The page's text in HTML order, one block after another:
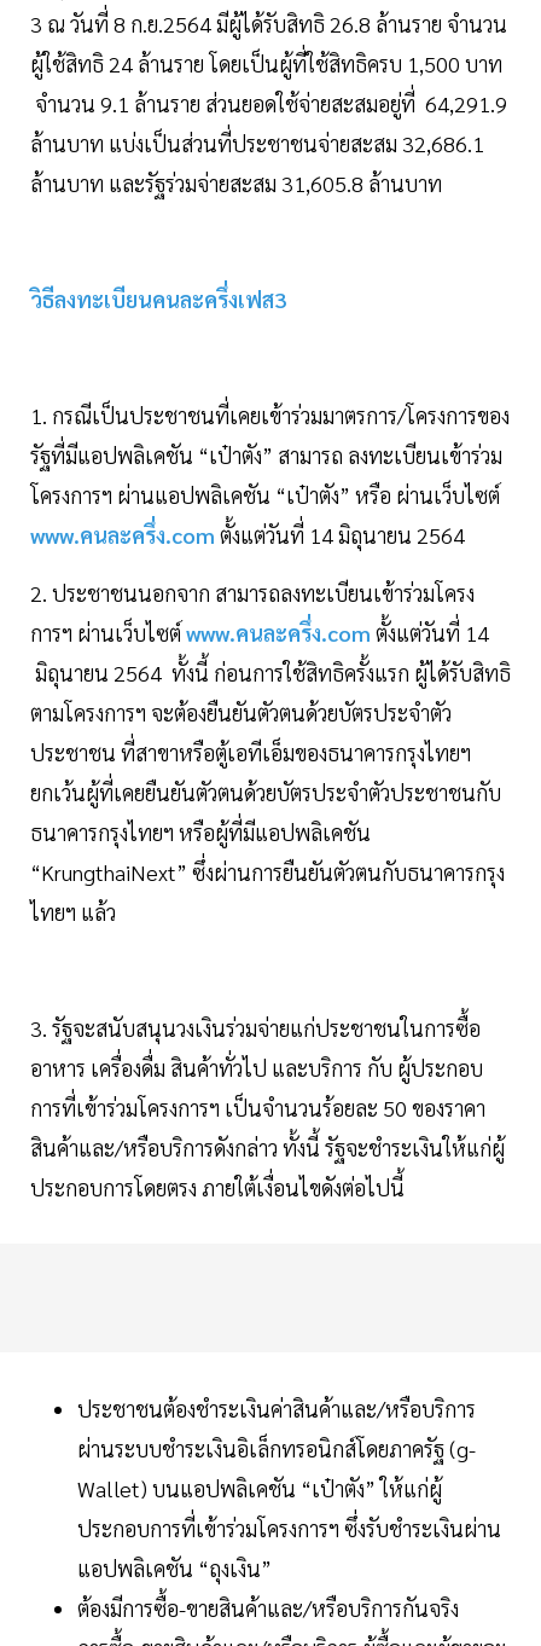
3 ณ วันที่ 8 ก.ย.2564 มีผู้ได้รับสิทธิ 26.8 ล้านราย จำนวน
ผู้ใช้สิทธิ 24 ล้านราย โดยเป็นผู้ที่ใช้สิทธิครบ 1,500 บาท
จำนวน 9.1 ล้านราย ส่วนยอดใช้จ่ายสะสมอยู่ที่ 64,291.9
ล้านบาท แบ่งเป็นส่วนที่ประชาชนจ่ายสะสม 32,686.1
ล้านบาท และรัฐร่วมจ่ายสะสม 31,605.8 ล้านบาท
วิธีลงทะเบียนคนละครึ่งเฟส3
1. กรณีเป็นประชาชนที่เคยเข้าร่วมมาตรการ/โครงการของ
รัฐที่มีแอปพลิเคชัน “เป๋าตัง” สามารถ ลงทะเบียนเข้าร่วม
โครงการฯ ผ่านแอปพลิเคชัน “เป๋าตัง” หรือ ผ่านเว็บไซต์
www.คนละครึ่ง.com ตั้งแต่วันที่ 14 มิถุนายน 2564
2. ประชาชนนอกจาก สามารถลงทะเบียนเข้าร่วมโครง
การฯ ผ่านเว็บไซต์ www.คนละครึ่ง.com ตั้งแต่วันที่ 14
มิถุนายน 2564 ทั้งนี้ ก่อนการใช้สิทธิครั้งแรก ผู้ได้รับสิทธิ
ตามโครงการฯ จะต้องยืนยันตัวตนด้วยบัตรประจำตัว
ประชาชน ที่สาขาหรือตู้เอทีเอ็มของธนาคารกรุงไทยฯ
ยกเว้นผู้ที่เคยยืนยันตัวตนด้วยบัตรประจำตัวประชาชนกับ
ธนาคารกรุงไทยฯ หรือผู้ที่มีแอปพลิเคชัน
“KrungthaiNext” ซึ่งผ่านการยืนยันตัวตนกับธนาคารกรุง
ไทยฯ แล้ว
3. รัฐจะสนับสนุนวงเงินร่วมจ่ายแก่ประชาชนในการซื้อ
อาหาร เครื่องดื่ม สินค้าทั่วไป และบริการ กับ ผู้ประกอบ
การที่เข้าร่วมโครงการฯ เป็นจำนวนร้อยละ 50 ของราคา
สินค้าและ/หรือบริการดังกล่าว ทั้งนี้ รัฐจะชำระเงินให้แก่ผู้
ประกอบการโดยตรง ภายใต้เงื่อนไขดังต่อไปนี้
ประชาชนต้องชำระเงินค่าสินค้าและ/หรือบริการ
ผ่านระบบชำระเงินอิเล็กทรอนิกส์โดยภาครัฐ (g-
Wallet) บนแอปพลิเคชัน “เป๋าตัง” ให้แก่ผู้
ประกอบการที่เข้าร่วมโครงการฯ ซึ่งรับชำระเงินผ่าน
แอปพลิเคชัน “ถุงเงิน”
ต้องมีการซื้อ-ขายสินค้าและ/หรือบริการกันจริง